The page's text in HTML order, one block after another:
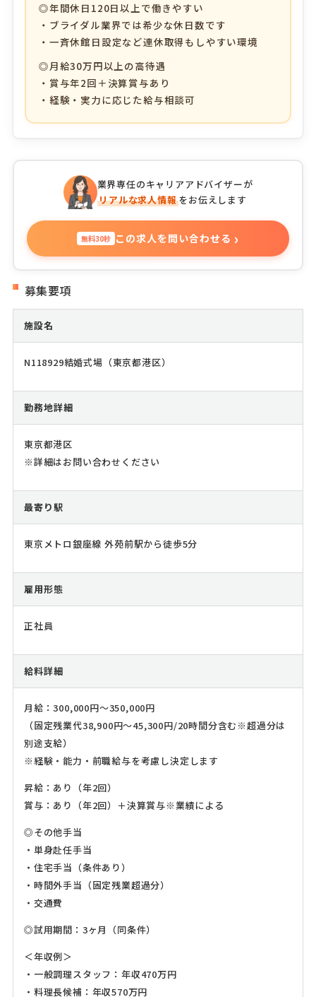
◎年間休日120日以上で働きやすい
・ブライダル業界では希少な休日数です
・一斉休館日設定など連休取得もしやすい環境
◎月給30万円以上の高待遇
・賞与年2回＋決算賞与あり
・経験・実力に応じた給与相談可
業界専任のキャリアアドバイザーが
リアルな求人情報をお伝えします
無料30秒 この求人を問い合わせる ›
募集要項
施設名
N118929結婚式場（東京都港区）
勤務地詳細
東京都港区
※詳細はお問い合わせください
最寄り駅
東京メトロ銀座線 外苑前駅から徒歩5分
雇用形態
正社員
給料詳細
月給：300,000円～350,000円
（固定残業代38,900円～45,300円/20時間分含む※超過分は
別途支給）
※経験・能力・前職給与を考慮し決定します
昇給：あり（年2回）
賞与：あり（年2回）＋決算賞与※業績による
◎その他手当
・単身赴任手当
・住宅手当（条件あり）
・時間外手当（固定残業超過分）
・交通費
◎試用期間：3ヶ月（同条件）
＜年収例＞
・一般調理スタッフ：年収470万円
・料理長候補：年収570万円